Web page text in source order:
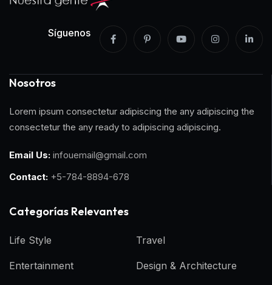
Síguenos
Nosotros
Lorem ipsum consectetur adipiscing the any adipiscing the
consectetur the any ready to adipiscing adipiscing.
Email Us: infouemail@gmail.com
Contact: +5-784-8894-678
Categorías Relevantes
Life Style
Entertainment
Travel
Design & Architecture